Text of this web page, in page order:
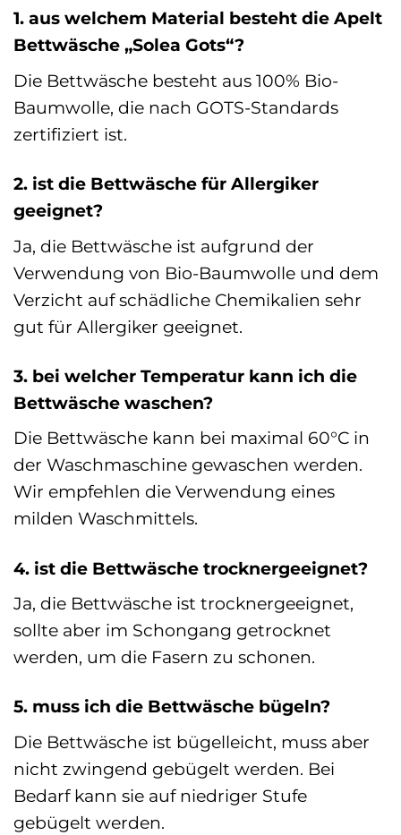
1. aus welchem Material besteht die Apelt
Bettwäsche „Solea Gots“?
Die Bettwäsche besteht aus 100% Bio-
Baumwolle, die nach GOTS-Standards
zertifiziert ist.
2. ist die Bettwäsche für Allergiker
geeignet?
Ja, die Bettwäsche ist aufgrund der
Verwendung von Bio-Baumwolle und dem
Verzicht auf schädliche Chemikalien sehr
gut für Allergiker geeignet.
3. bei welcher Temperatur kann ich die
Bettwäsche waschen?
Die Bettwäsche kann bei maximal 60°C in
der Waschmaschine gewaschen werden.
Wir empfehlen die Verwendung eines
milden Waschmittels.
4. ist die Bettwäsche trocknergeeignet?
Ja, die Bettwäsche ist trocknergeeignet,
sollte aber im Schongang getrocknet
werden, um die Fasern zu schonen.
5. muss ich die Bettwäsche bügeln?
Die Bettwäsche ist bügelleicht, muss aber
nicht zwingend gebügelt werden. Bei
Bedarf kann sie auf niedriger Stufe
gebügelt werden.